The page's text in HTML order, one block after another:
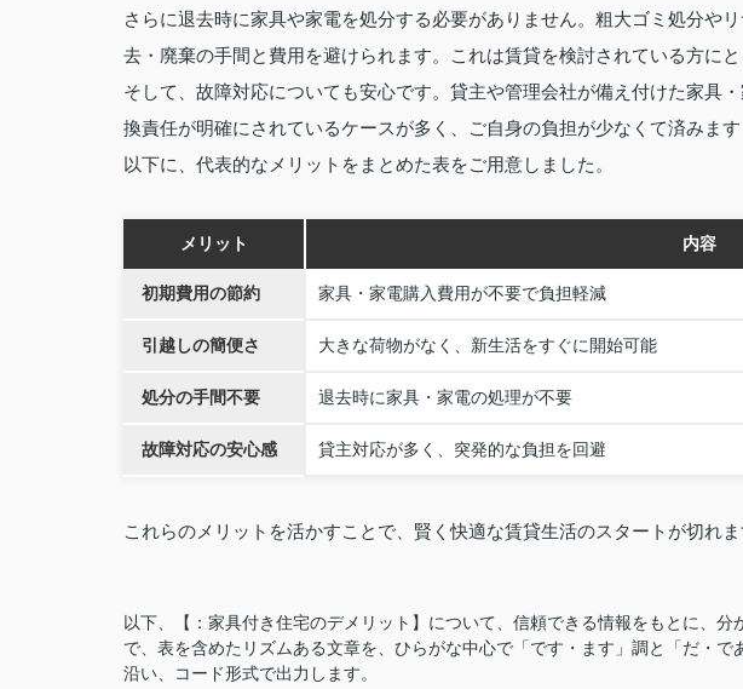
さらに退去時に家具や家電を処分する必要がありません。粗大ゴミ処分や
去・廃棄の手間と費用を避けられます。これは賃貸を検討されている方に
そして、故障対応についても安心です。貸主や管理会社が備え付けた家具
換責任が明確にされているケースが多く、ご自身の負担が少なくて済みます
以下に、代表的なメリットをまとめた表をご用意しました。
メリット 内容
初期費用の節約 家具・家電購入費用が不要で負担軽減
引越しの簡便さ 大きな荷物がなく、新生活をすぐに開始可能
処分の手間不要 退去時に家具・家電の処理が不要
故障対応の安心感 貸主対応が多く、突発的な負担を回避
これらのメリットを活かすことで、賢く快適な賃貸生活のスタートが切れま
以下、【：家具付き住宅のデメリット】について、信頼できる情報をもとに、
で、表を含めたリズムある文章を、ひらがな中心で「です・ます」調と「だ・
沿い、コード形式で出力します。